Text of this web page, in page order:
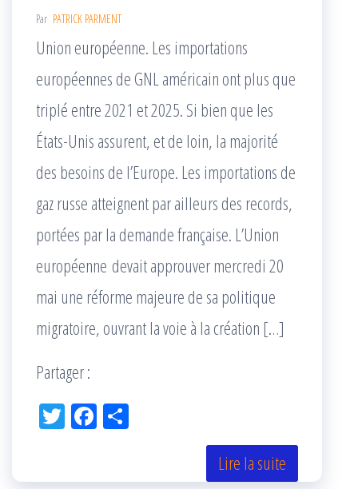
Par PATRICK PARMENT
Union européenne. Les importations
européennes de GNL américain ont plus que
triplé entre 2021 et 2025. Si bien que les
États-Unis assurent, et de loin, la majorité
des besoins de l’Europe. Les importations de
gaz russe atteignent par ailleurs des records,
portées par la demande française. L’Union
européenne devait approuver mercredi 20
mai une réforme majeure de sa politique
migratoire, ouvrant la voie à la création […]
Partager :
Tw Fac
Lire la suite